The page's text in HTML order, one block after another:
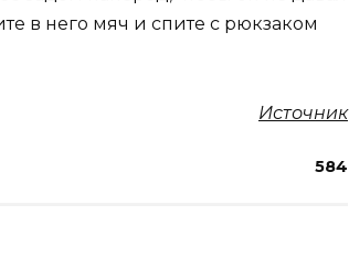
в него мяч и спите с рюкзаком
Источник
584